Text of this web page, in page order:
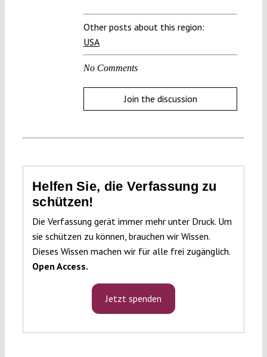
Other posts about this region:
USA
No Comments
Join the discussion
Helfen Sie, die Verfassung zu
schützen!
Die Verfassung gerät immer mehr unter Druck. Um
sie schützen zu können, brauchen wir Wissen.
Dieses Wissen machen wir für alle frei zugänglich.
Open Access.
Jetzt spenden